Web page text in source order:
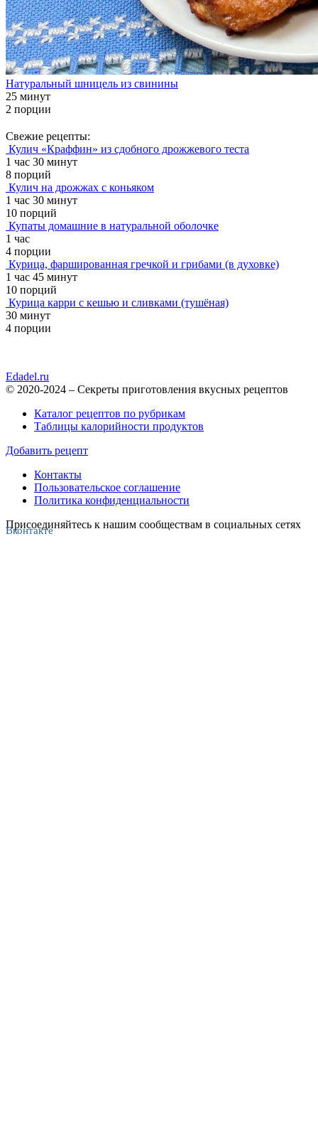
Натуральный шницель из свинины
25 минут
2 порции
Свежие рецепты:
Кулич «Краффин» из сдобного дрожжевого теста
1 час 30 минут
8 порций
Кулич на дрожжах с коньяком
1 час 30 минут
10 порций
Купаты домашние в натуральной оболочке
1 час
4 порции
Курица, фаршированная гречкой и грибами (в духовке)
1 час 45 минут
10 порций
Курица карри с кешью и сливками (тушёная)
30 минут
4 порции
Edadel.ru
© 2020-2024 – Секреты приготовления вкусных рецептов
Каталог рецептов по рубрикам
Таблицы калорийности продуктов
Добавить рецепт
Контакты
Пользовательское соглашение
Политика конфиденциальности
Присоединяйтесь к нашим сообществам в социальных сетях
Вконтакте